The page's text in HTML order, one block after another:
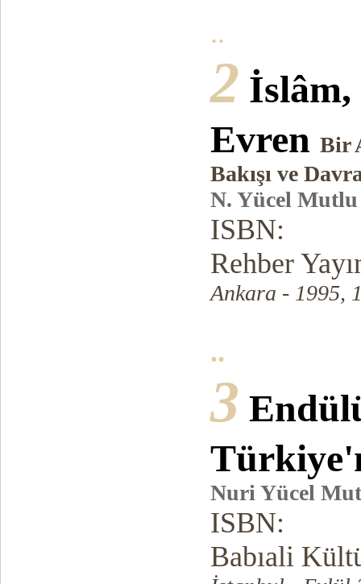
..
2
Evren Bir
Bakışı ve
N. Yücel Mutlu
ISBN:
Rehber
Ankara - 1995,
..
3
Nuri Yücel
ISBN:
Babıali